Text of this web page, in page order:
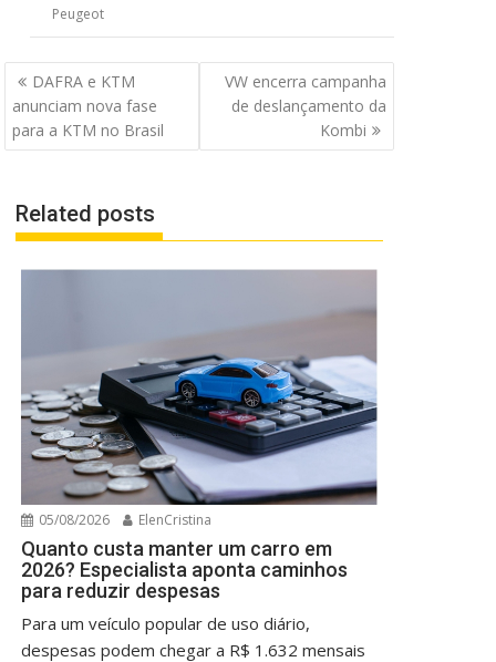
Peugeot
Navegação
de
Post
DAFRA e KTM
anunciam nova fase
para a KTM no Brasil
VW encerra campanha
de deslançamento da
Kombi
Related posts
05/08/2026 ElenCristina
Quanto custa manter um carro em
2026? Especialista aponta caminhos
para reduzir despesas
Para um veículo popular de uso diário,
despesas podem chegar a R$ 1.632 mensais